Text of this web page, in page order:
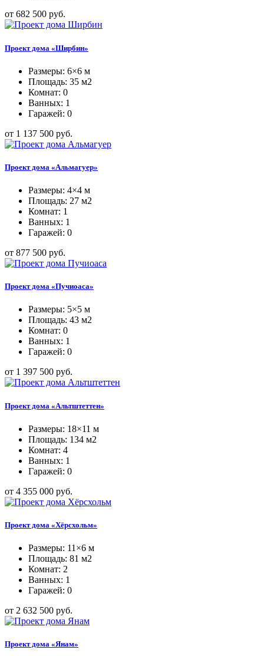
от 682 500 руб.
Проект дома «Ширбин»
Размеры: 6×6 м
Площадь: 35 м2
Комнат: 0
Ванных: 1
Гаражей: 0
от 1 137 500 руб.
Проект дома «Альмагуер»
Размеры: 4×4 м
Площадь: 27 м2
Комнат: 1
Ванных: 1
Гаражей: 0
от 877 500 руб.
Проект дома «Пучиоаса»
Размеры: 5×5 м
Площадь: 43 м2
Комнат: 0
Ванных: 1
Гаражей: 0
от 1 397 500 руб.
Проект дома «Альтштеттен»
Размеры: 18×11 м
Площадь: 134 м2
Комнат: 4
Ванных: 1
Гаражей: 0
от 4 355 000 руб.
Проект дома «Хёрсхольм»
Размеры: 11×6 м
Площадь: 81 м2
Комнат: 2
Ванных: 1
Гаражей: 0
от 2 632 500 руб.
Проект дома «Янам»